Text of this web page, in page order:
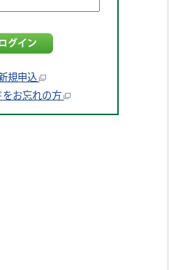
規申込
をお忘れの方